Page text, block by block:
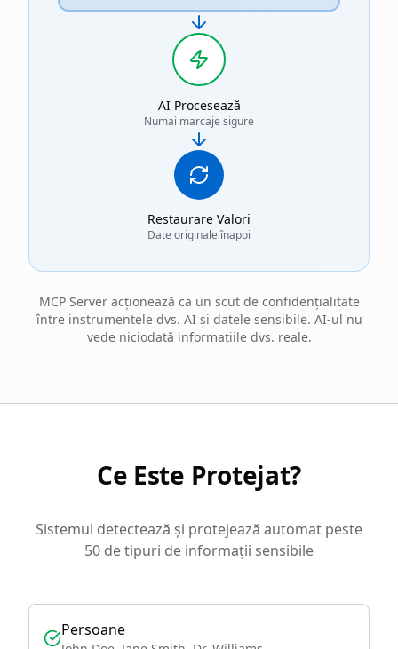
AI Procesează
Numai marcaje sigure
Restaurare Valori
Date originale înapoi
MCP Server acționează ca un scut de confidențialitate
între instrumentele dvs. AI și datele sensibile. AI-ul nu
vede niciodată informațiile dvs. reale.
Ce Este Protejat?
Sistemul detectează și protejează automat peste
50 de tipuri de informații sensibile
Persoane